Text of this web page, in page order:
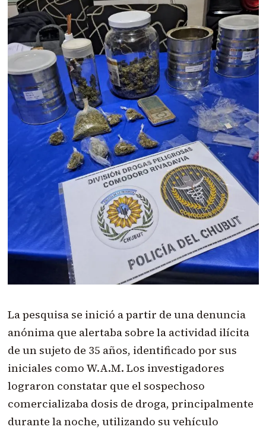
La pesquisa se inició a partir de una denuncia
anónima que alertaba sobre la actividad ilícita
de un sujeto de 35 años, identificado por sus
iniciales como W.A.M. Los investigadores
lograron constatar que el sospechoso
comercializaba dosis de droga, principalmente
durante la noche, utilizando su vehículo